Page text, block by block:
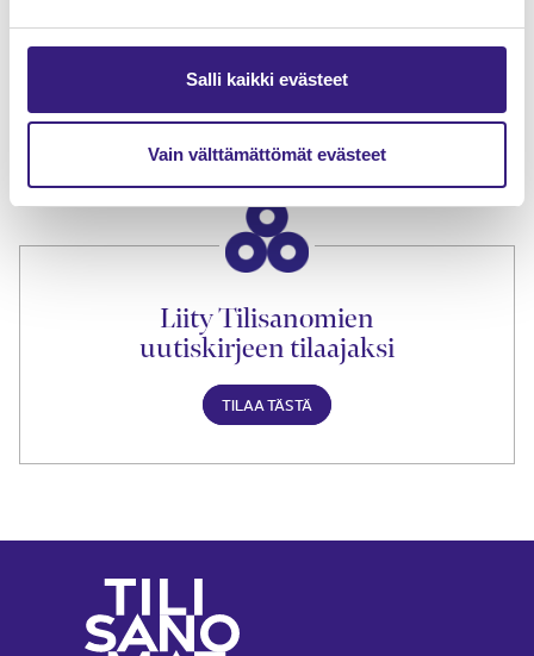
Salli kaikki evästeet
Vain välttämättömät evästeet
lukuoikeus
TILAA TÄSTÄ
Liity Tilisanomien
uutiskirjeen tilaajaksi
TILAA TÄSTÄ